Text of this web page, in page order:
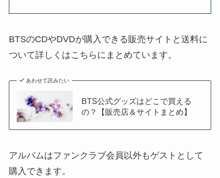
BTSのCDやDVDが購入できる販売サイトと送料に
ついて詳しくはこちらにまとめています。
あわせて読みたい
BTS公式グッズはどこで買える
の？【販売店＆サイトまとめ】
アルバムはファンクラブ会員以外もゲストとして
購入できます。